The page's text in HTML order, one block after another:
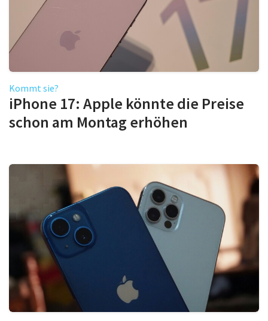
Kommt sie?
iPhone 17: Apple könnte die Preise
schon am Montag erhöhen